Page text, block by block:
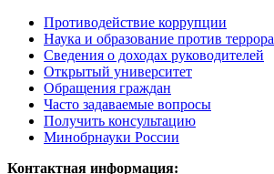
Противодействие коррупции
Наука и образование против террора
Сведения о доходах руководителей
Открытый университет
Обращения граждан
Часто задаваемые вопросы
Получить консультацию
Минобрнауки России
Контактная информация: